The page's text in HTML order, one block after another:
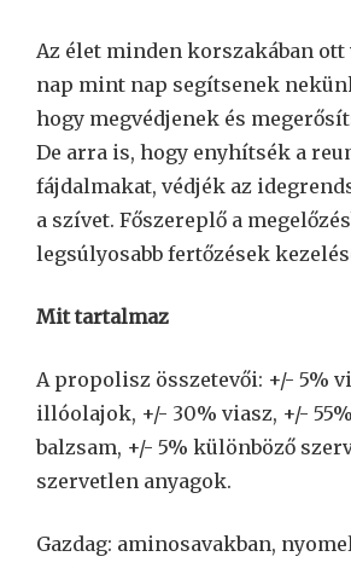
Az élet minden korszakában ott
nap mint nap segítsenek
hogy megvédjenek és
De arra is, hogy enyhítsék a
fájdalmakat, védjék az
a szívet. Főszereplő a
legsúlyosabb fertőzések
Mit tartalmaz
A propolisz összetevői: +/- 5%
illóolajok, +/- 30% viasz, +/-
balzsam, +/- 5% különböző
szervetlen anyagok.
Gazdag: aminosavakban,